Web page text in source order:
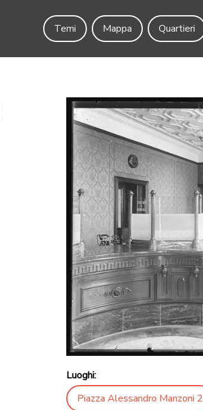
Temi
Mappa Quartieri
Luoghi:
Piazza Alessandro Manzoni 2